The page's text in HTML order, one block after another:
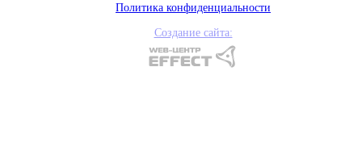
Политика конфиденциальности
Создание сайта: